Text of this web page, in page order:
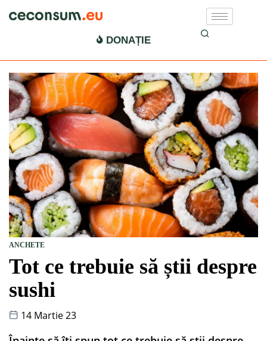
DONAȚIE
ANCHETE
Tot ce trebuie să știi despre
sushi
14 Martie 23